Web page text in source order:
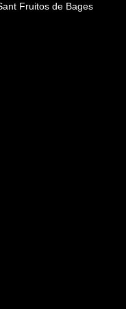
Fruitos de Bages